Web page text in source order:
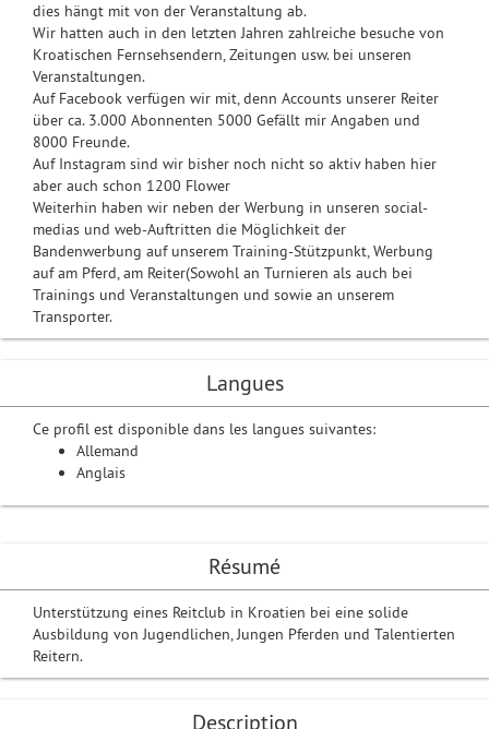
Résumé
Unterstützung eines Reitclub in Kroatien bei eine solide
Ausbildung von Jugendlichen, Jungen Pferden und Talentierten
Reitern.
Description
dies hängt mit von der Veranstaltung ab.
Wir hatten auch in den letzten Jahren zahlreiche besuche von
Kroatischen Fernsehsendern, Zeitungen usw. bei unseren
Veranstaltungen.
Auf Facebook verfügen wir mit, denn Accounts unserer Reiter
über ca. 3.000 Abonnenten 5000 Gefällt mir Angaben und
8000 Freunde.
Auf Instagram sind wir bisher noch nicht so aktiv haben hier
aber auch schon 1200 Flower
Weiterhin haben wir neben der Werbung in unseren social-
medias und web-Auftritten die Möglichkeit der
Bandenwerbung auf unserem Training-Stützpunkt, Werbung
auf am Pferd, am Reiter(Sowohl an Turnieren als auch bei
Trainings und Veranstaltungen und sowie an unserem
Transporter.
Langues
Ce profil est disponible dans les langues suivantes:
Allemand
Anglais